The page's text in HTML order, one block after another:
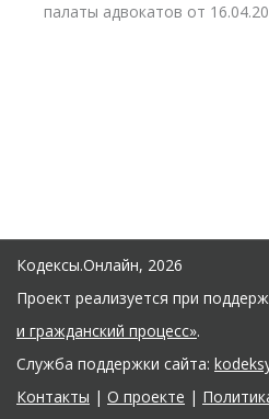
палаты адвокатов от
Кодексы.Онлайн, 2026
Проект реализуется при
и гражданский процесс».
Служба поддержки сайта:
Контакты | О проекте |